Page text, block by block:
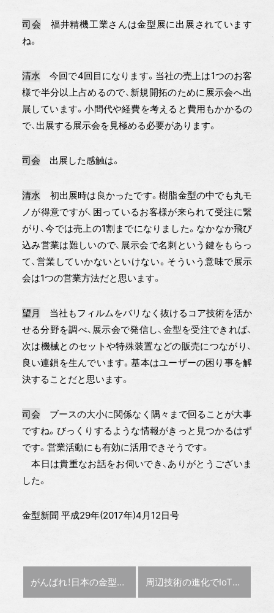
司会 福井精機工業さんは金型展に出展されています
ね。
清水 今回で4回目になります。当社の売上は1つのお客
様で半分以上占めるので、新規開拓のために展示会へ出
展しています。小間代や経費を考えると費用もかかるの
で、出展する展示会を見極める必要があります。
司会 出展した感触は。
清水 初出展時は良かったです。樹脂金型の中でも丸モ
ノが得意ですが、困っているお客様が来られて受注に繋
がり、今では売上の1割までになりました。なかなか飛び
込み営業は難しいので、展示会で名刺という鍵をもらっ
て、営業していかないといけない。そういう意味で展示
会は1つの営業方法だと思います。
望月
当社もフィルムをバリなく抜けるコア技術を活か
せる分野を調べ、展示会で発信し、金型を受注できれば、
次は機械とのセットや特殊装置などの販売につながり、
良い連鎖を生んでいます。基本はユーザーの困り事を解
決することだと思います。
司会 ブースの大小に関係なく隅々まで回ることが大事
ですね。びっくりするような情報がきっと見つかるはず
です。営業活動にも有効に活用できそうです。
本日は貴重なお話をお伺いでき、ありがとうございま
した。
金型新聞 平成29年(2017年)4月12日号
前の記事 :
がんばれ！日本の金型産業特集 浅井金型 浅井 理男 社長
次の記事 :
周辺技術の進化でIoT加速